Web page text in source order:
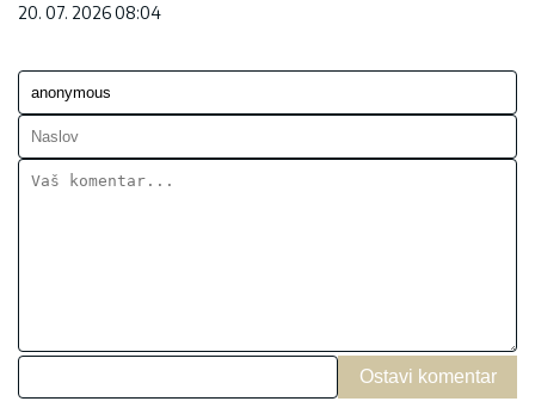
20. 07. 2026 08:04
Ostavi komentar